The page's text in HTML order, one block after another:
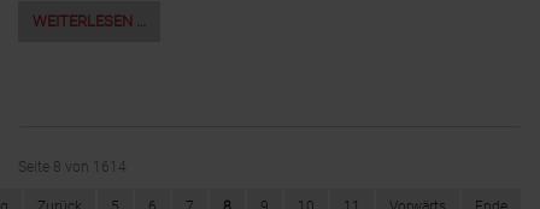
WEITERLESEN …
Seite 8 von 1614